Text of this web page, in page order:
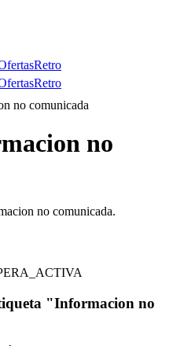
Retro
Retro
no comunicada
no
no comunicada.
"Informacion no